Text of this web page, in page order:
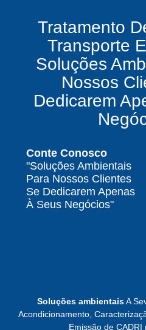
vê oportunidades
serem exploradas.
O que uma empresa de
químicos precisa fazer
e conformidade legal
Como uma empresa
contaminados protege
Por que contratar uma
resíduos classe I é
indústria
Por que escolher uma
gerenciamento de
Soluções ambientaisA
Acondicionamento,
Emissão de CADRI
Tratamento
Transporte
Soluções
Nossos
Dedicarem
Conte Conosco
"Soluções Ambientais
Para Nossos Clientes
Se Dedicarem Apenas
À Seus Negócios"